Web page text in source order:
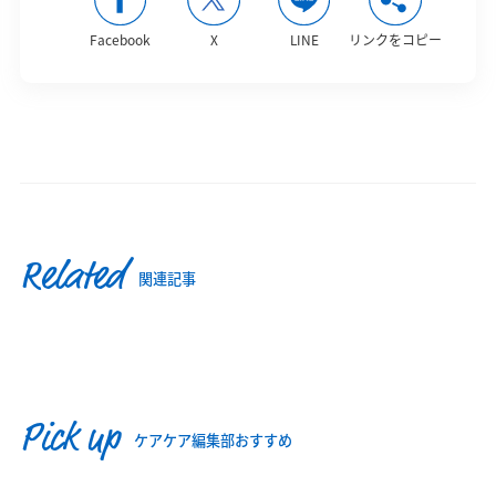
Facebook X LINE リンクをコピー
Related 関連記事
Pick up ケアケア編集部おすすめ